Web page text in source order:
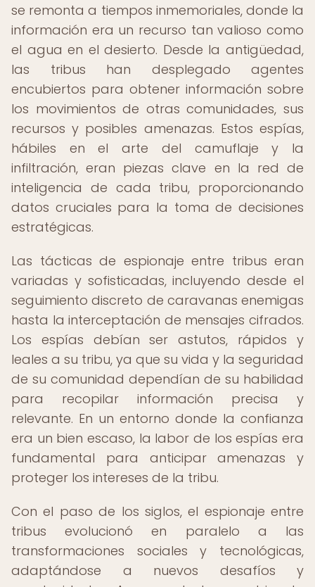
se remonta a tiempos inmemoriales, donde la
información era un recurso tan valioso como
el agua en el desierto. Desde la antigüedad,
las tribus han desplegado agentes
encubiertos para obtener información sobre
los movimientos de otras comunidades, sus
recursos y posibles amenazas. Estos espías,
hábiles en el arte del camuflaje y la
infiltración, eran piezas clave en la red de
inteligencia de cada tribu, proporcionando
datos cruciales para la toma de decisiones
estratégicas.
Las tácticas de espionaje entre tribus eran
variadas y sofisticadas, incluyendo desde el
seguimiento discreto de caravanas enemigas
hasta la interceptación de mensajes cifrados.
Los espías debían ser astutos, rápidos y
leales a su tribu, ya que su vida y la seguridad
de su comunidad dependían de su habilidad
para recopilar información precisa y
relevante. En un entorno donde la confianza
era un bien escaso, la labor de los espías era
fundamental para anticipar amenazas y
proteger los intereses de la tribu.
Con el paso de los siglos, el espionaje entre
tribus evolucionó en paralelo a las
transformaciones sociales y tecnológicas,
adaptándose a nuevos desafíos y